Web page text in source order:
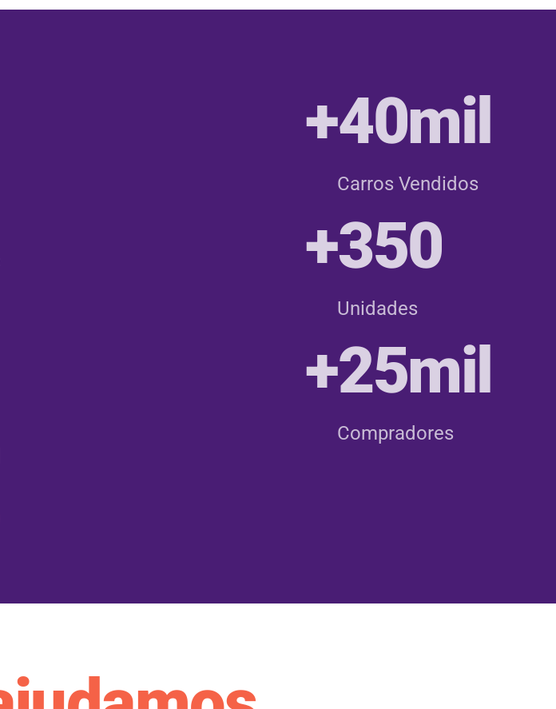
+40mil
Carros Vendidos
+350
Unidades
+25mil
Compradores